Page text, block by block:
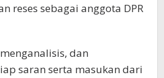
reses sebagai anggota DPR
dan
saran serta masukan dari